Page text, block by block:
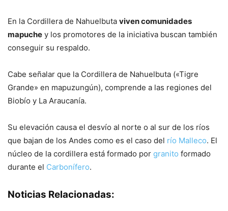
En la Cordillera de Nahuelbuta viven comunidades
mapuche y los promotores de la iniciativa buscan también
conseguir su respaldo.
Cabe señalar que la Cordillera de Nahuelbuta («Tigre
Grande» en mapuzungún), comprende a las regiones del
Biobío y La Araucanía.
Su elevación causa el desvío al norte o al sur de los ríos
que bajan de los Andes como es el caso del río Malleco. El
núcleo de la cordillera está formado por granito formado
durante el Carbonífero.
Noticias Relacionadas: